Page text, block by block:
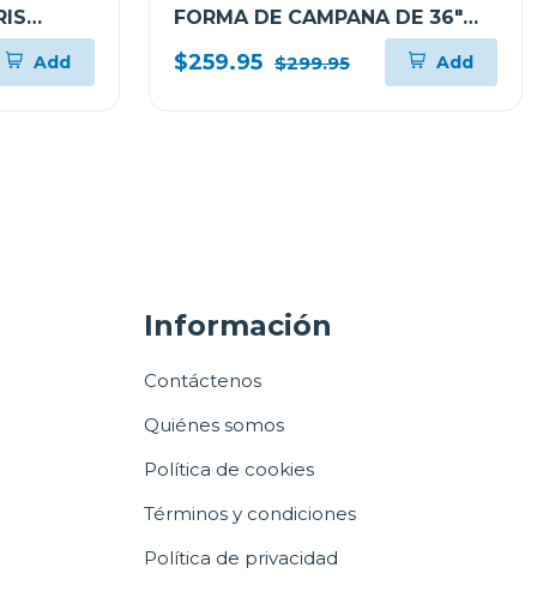
Add
FORMA DE CAMPANA DE 36"
PARA PARED L904EXI
$259.95 $299.95 Add
Información
Contáctenos
Quiénes somos
Política de cookies
Términos y condiciones
Política de privacidad